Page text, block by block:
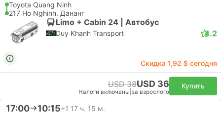
Toyota Quang Ninh
217 Ho Nghinh, Дананг
Limo + Cabin 24 | Автобус
Duy Khanh Transport 4.2
Скидка 1,92 $ сегодня
USD 38USD 36
Налоги включены за взрослого
Купить
17:00 10:15+1 17 ч. 15 м.